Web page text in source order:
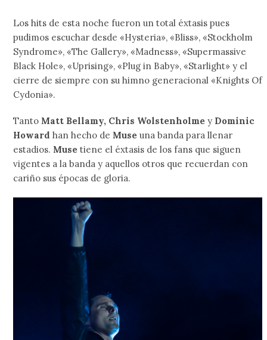
Los hits de esta noche fueron un total éxtasis pues
pudimos escuchar desde «Hysteria», «Bliss», «Stockholm
Syndrome», «The Gallery», «Madness», «Supermassive
Black Hole», «Uprising», «Plug in Baby», «Starlight» y el
cierre de siempre con su himno generacional «Knights Of
Cydonia».
Tanto Matt Bellamy, Chris Wolstenholmey Dominic
Howardhan hecho de Muse una banda para llenar
estadios. Muse tiene el éxtasis de los fans que siguen
vigentes a la banda y aquellos otros que recuerdan con
cariño sus épocas de gloria.